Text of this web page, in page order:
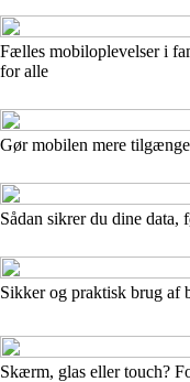
Fælles mobiloplevelser i
for alle
Gør mobilen mere
Sådan sikrer du dine data,
Sikker og praktisk brug af
Skærm, glas eller touch?